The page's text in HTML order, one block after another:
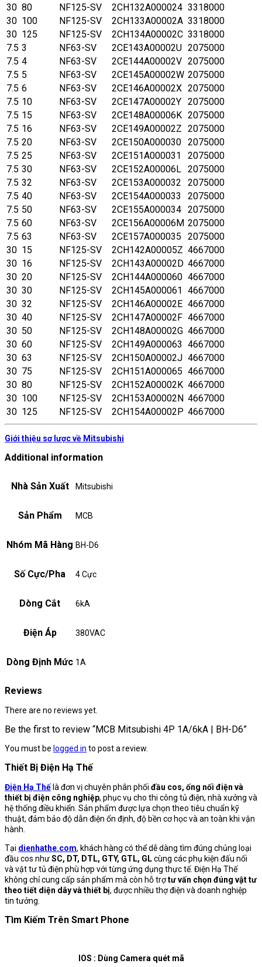
30 80 NF125-SV 2CH132A000024 3318000
30 100 NF125-SV 2CH133A00002A 3318000
30 125 NF125-SV 2CH134A00002C 3318000
7.5 3 NF63-SV 2CE143A00002U 2075000
7.5 4 NF63-SV 2CE144A00002V 2075000
7.5 5 NF63-SV 2CE145A00002W 2075000
7.5 6 NF63-SV 2CE146A00002X 2075000
7.5 10 NF63-SV 2CE147A00002Y 2075000
7.5 15 NF63-SV 2CE148A00006K 2075000
7.5 16 NF63-SV 2CE149A00002Z 2075000
7.5 20 NF63-SV 2CE150A000030 2075000
7.5 25 NF63-SV 2CE151A000031
2075000
7.5 30 NF63-SV 2CE152A00006L 2075000
7.5 32 NF63-SV 2CE153A000032
2075000
7.5 40 NF63-SV 2CE154A000033
2075000
7.5 50 NF63-SV 2CE155A000034 2075000
7.5 60 NF63-SV 2CE156A00006M 2075000
7.5 63 NF63-SV 2CE157A000035
2075000
30 15 NF125-SV 2CH142A00005Z 4667000
30 16 NF125-SV 2CH143A00002D 4667000
30 20 NF125-SV 2CH144A000060 4667000
30 30 NF125-SV 2CH145A000061 4667000
30 32 NF125-SV 2CH146A00002E 4667000
30 40 NF125-SV 2CH147A00002F 4667000
30 50 NF125-SV 2CH148A00002G 4667000
30 60 NF125-SV 2CH149A000063 4667000
30 63 NF125-SV 2CH150A00002J 4667000
30 75 NF125-SV 2CH151A000065 4667000
30 80 NF125-SV 2CH152A00002K 4667000
30 100 NF125-SV 2CH153A00002N 4667000
30 125 NF125-SV 2CH154A00002P 4667000
Giới thiệu sơ lược về Mitsubishi
Additional information
Nhà Sản Xuất Mitsubishi
Sản Phẩm MCB
Nhóm Mã Hàng BH-D6
Số Cực/Pha 4 Cực
Dòng Cắt 6kA
Điện Áp 380VAC
Dòng Định Mức 1A
Reviews
There are no reviews yet.
Be the first to review “MCB Mitsubishi 4P 1A/6kA | BH-D6”
You must be logged in to post a review.
Thiết Bị Điện Hạ Thế
Điện Hạ Thế là đơn vị chuyên phân phối đầu cos, ống nối điện và
thiết bị điện công nghiệp, phục vụ cho thi công tủ điện, nhà xưởng và
hệ thống điều khiển. Sản phẩm được lựa chọn theo tiêu chuẩn kỹ
thuật, đảm bảo độ dẫn điện ổn định, độ bền cơ học và an toàn khi vận
hành.
Tại dienhathe.com, khách hàng có thể dễ dàng tìm đúng chủng loại
đầu cos nhưSC, DT, DTL, GTY, GTL, GLcùng các phụ kiện đấu nối
và vật tư tủ điện phù hợp với từng ứng dụng thực tế. Điện Hạ Thế
không chỉ cung cấp sản phẩm mà còn hỗ trợtư vấn chọn đúng vật tư
theo tiết diện dây và thiết bị, được nhiều thợ điện và doanh nghiệp
tin tưởng.
Tìm Kiếm Trên Smart Phone
IOS : Dùng Camera quét mã